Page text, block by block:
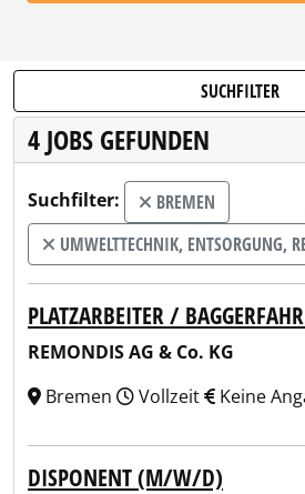
SUCHFILTER
4 JOBS GEFUNDEN
Suchfilter:
BREMEN
UMWELTTECHNIK, ENTSORGUNG,
PLATZARBEITER /
REMONDIS AG & Co. KG
Bremen
Vollzeit Keine
DISPONENT (M/W/D)